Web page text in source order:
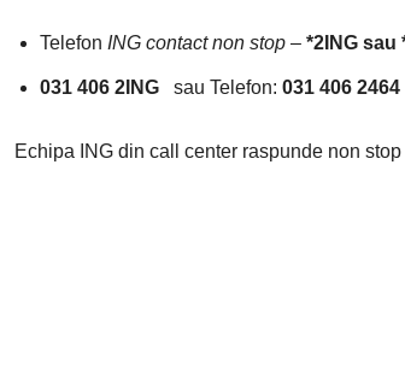
Telefon ING contact non stop – *2ING sau
031 406 2ING sau Telefon: 031 406 2464
Echipa ING din call center raspunde non